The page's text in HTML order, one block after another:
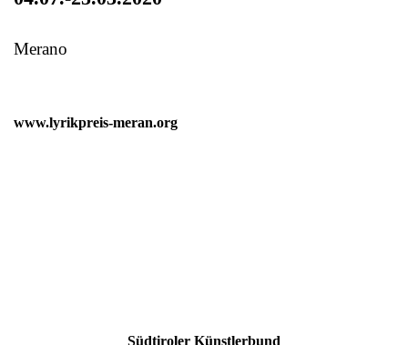
Merano
www.lyrikpreis-meran.org
Südtiroler Künstlerbund